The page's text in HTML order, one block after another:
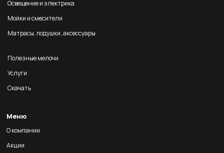
Освещение и электрика
Мойки и смесители
Матрасы, подушки, аксессуары
Полезные мелочи
Услуги
Скачать
Меню
О компании
Акции